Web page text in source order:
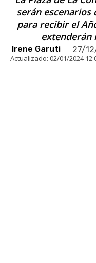
serán escenarios
para recibir el
extenderán
Irene Garuti 27/
Actualizado: 02/01/2024